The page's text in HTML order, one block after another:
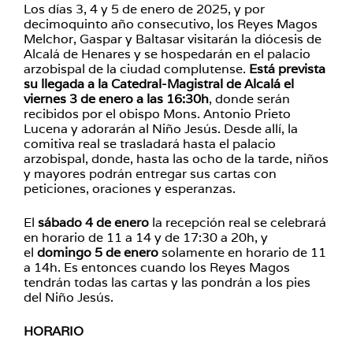
Los días 3, 4 y 5 de enero de 2025, y por
decimoquinto año consecutivo, los Reyes Magos
Melchor, Gaspar y Baltasar visitarán la diócesis de
Alcalá de Henares y se hospedarán en el palacio
arzobispal de la ciudad complutense. Está prevista
su llegada a la Catedral-Magistral de Alcalá el
viernes 3 de enero a las 16:30h, donde serán
recibidos por el obispo Mons. Antonio Prieto
Lucena y adorarán al Niño Jesús. Desde allí, la
comitiva real se trasladará hasta el palacio
arzobispal, donde, hasta las ocho de la tarde, niños
y mayores podrán entregar sus cartas con
peticiones, oraciones y esperanzas.
El sábado 4 de enero la recepción real se celebrará
en horario de 11 a 14 y de 17:30 a 20h, y
el domingo 5 de enerosolamente en horario de 11
a 14h. Es entonces cuando los Reyes Magos
tendrán todas las cartas y las pondrán a los pies
del Niño Jesús.
HORARIO